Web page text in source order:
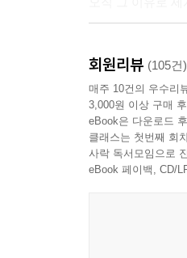
있는 무허가였으
35미터의 크레
독거노인들이 있
믿기 어렵게도 사
회원리뷰 (105건)
매주 10건의 우수리
3,000원 이상 구매
eBook은 다운로드
클래스는 첫번째 회
사락 독서모임으로
eBook 페이백, CD/